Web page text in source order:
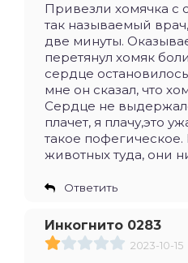
Привезли хомячка с
так называемый
две минуты.
перетянул хомяк
сердце
мне он сказал, что
Сердце не
плачет, я плачу,это
такое
животных туда, они
Ответить
Инкогнито 0283
2023-10-15